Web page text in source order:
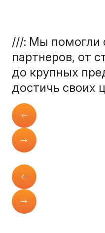
///: Мы помогли
партнеров, от
до крупных
достичь своих